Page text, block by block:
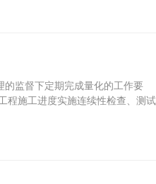
业。有权检查与安全相关的内业
监督下定期完成量化的工作要
程施工进度实施连续性检查、测试
样本测试和质量检测； 负责建筑